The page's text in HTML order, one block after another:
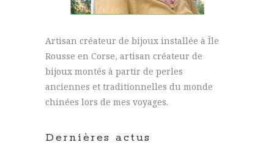
Artisan créateur de bijoux installée à Île
Rousse en Corse, artisan créateur de
bijoux montés à partir de perles
anciennes et traditionnelles du monde
chinées lors de mes voyages.
Dernières actus